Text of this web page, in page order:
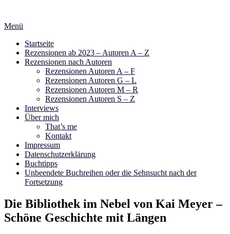
springen
Menü
Startseite
Rezensionen ab 2023 – Autoren A – Z
Rezensionen nach Autoren
Rezensionen Autoren A – F
Rezensionen Autoren G – L
Rezensionen Autoren M – R
Rezensionen Autoren S – Z
Interviews
Über mich
That’s me
Kontakt
Impressum
Datenschutzerklärung
Buchtipps
Unbeendete Buchreihen oder die Sehnsucht nach der
Fortsetzung
Die Bibliothek im Nebel von Kai Meyer –
Schöne Geschichte mit Längen